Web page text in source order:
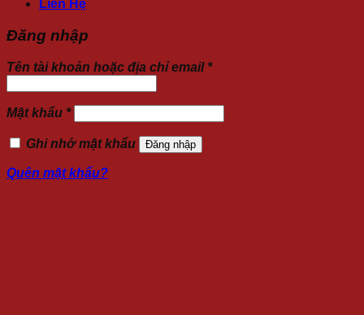
Liên Hệ
Đăng nhập
Tên tài khoản hoặc địa chỉ email *
Mật khẩu *
Ghi nhớ mật khẩu Đăng nhập
Quên mật khẩu?